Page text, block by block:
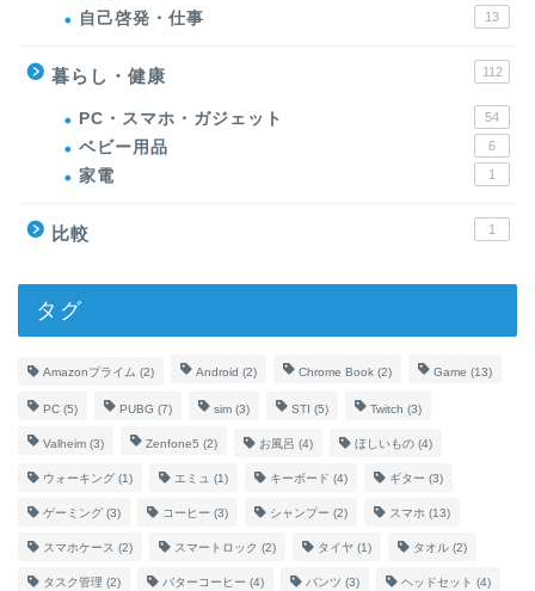
自己啓発・仕事 13
暮らし・健康 112
PC・スマホ・ガジェット 54
ベビー用品 6
家電 1
比較 1
タグ
Amazonプライム (2) Android (2) Chrome Book (2) Game (13)
PC (5) PUBG (7) sim (3) STI (5) Twitch (3)
Valheim (3) Zenfone5 (2) お風呂 (4) ほしいもの (4)
ウォーキング (1) エミュ (1) キーボード (4) ギター (3)
ゲーミング (3) コーヒー (3) シャンプー (2) スマホ (13)
スマホケース (2) スマートロック (2) タイヤ (1) タオル (2)
タスク管理 (2) バターコーヒー (4) パンツ (3) ヘッドセット (4)